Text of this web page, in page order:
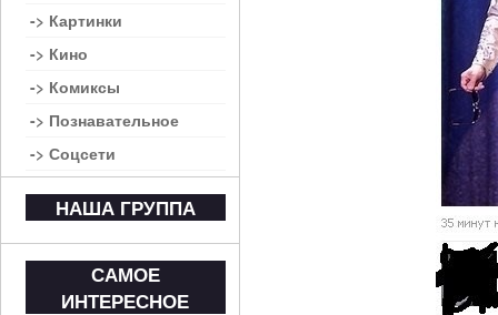
-> Картинки
-> Кино
-> Комиксы
-> Познавательное
-> Соцсети
НАША ГРУППА
САМОЕ
ИНТЕРЕСНОЕ